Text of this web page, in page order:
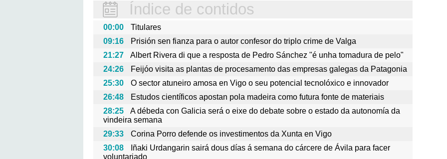
Índice de contidos
00:00
Titulares
09:16
Prisión sen fianza para o autor confesor do triplo crime de Valga
21:27
Albert Rivera di que a resposta de Pedro Sánchez "é unha tomadura de pelo"
24:26
Feijóo visita as plantas de procesamento das empresas galegas da Patagonia
25:30
O sector atuneiro amosa en Vigo o seu potencial tecnolóxico e innovador
26:48
Estudos científicos apostan pola madeira como futura fonte de materiais
28:25
A débeda con Galicia será o eixe do debate sobre o estado da autonomía da
vindeira semana
29:33
Corina Porro defende os investimentos da Xunta en Vigo
30:08
Iñaki Urdangarin sairá dous días á semana do cárcere de Ávila para facer
voluntariado